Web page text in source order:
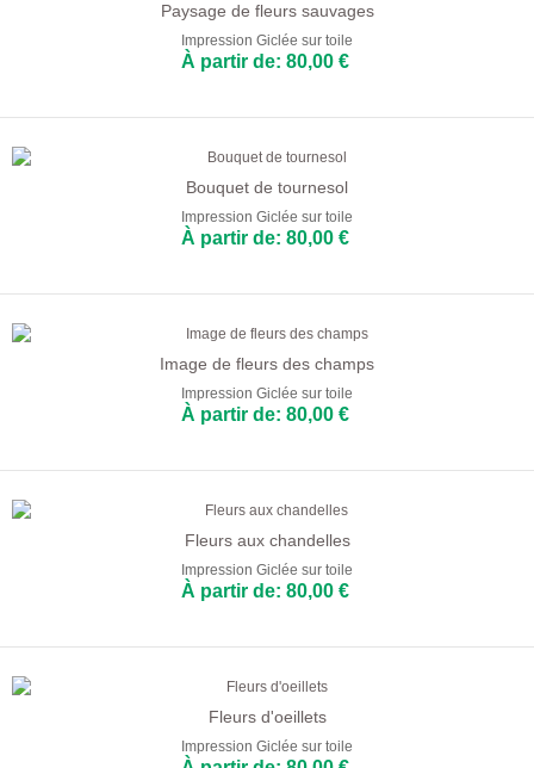
Paysage de fleurs sauvages
Impression Giclée sur toile
À partir de: 80,00 €
Bouquet de tournesol
Impression Giclée sur toile
À partir de: 80,00 €
Image de fleurs des champs
Impression Giclée sur toile
À partir de: 80,00 €
Fleurs aux chandelles
Impression Giclée sur toile
À partir de: 80,00 €
Fleurs d'oeillets
Impression Giclée sur toile